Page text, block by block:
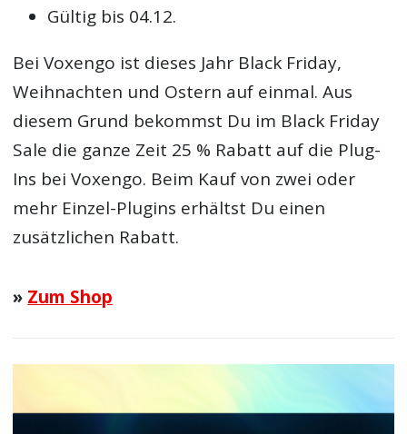
Gültig bis 04.12.
Bei Voxengo ist dieses Jahr Black Friday,
Weihnachten und Ostern auf einmal. Aus
diesem Grund bekommst Du im Black Friday
Sale die ganze Zeit 25 % Rabatt auf die Plug-
Ins bei Voxengo. Beim Kauf von zwei oder
mehr Einzel-Plugins erhältst Du einen
zusätzlichen Rabatt.
» Zum Shop